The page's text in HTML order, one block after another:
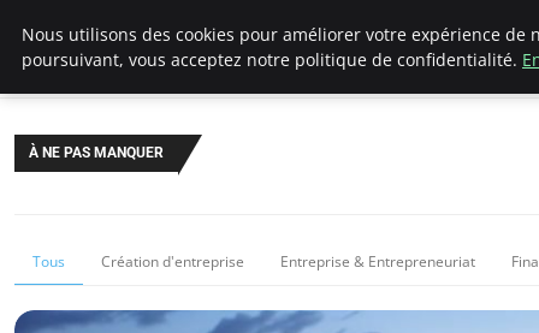
LECFCM
À NE PAS MANQUER
Tous Création d'entreprise Entreprise & Entrepreneuriat
Nous utilisons des cookies pour améliorer votre expérience de
poursuivant, vous acceptez notre politique de confidentialité.